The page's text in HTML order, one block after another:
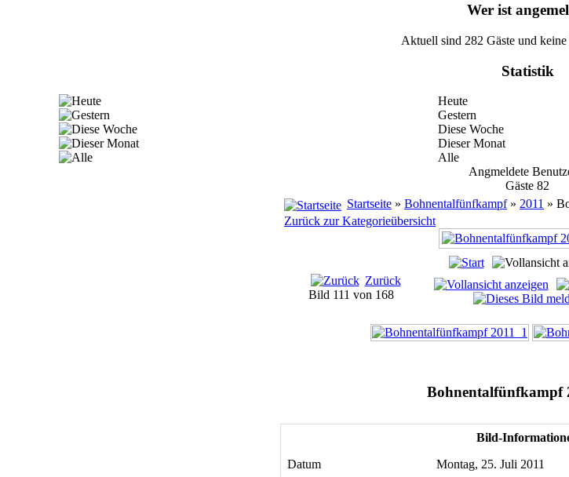
Wer ist
Aktuell sind 282 Gäste und
Statistik
Heute
Gestern
Diese Woche
Dieser Monat
Alle
Angmeldete
Gäste 82
Startseite » Bohnentalfünfkampf» 2011 »
Zurück zur Kategorieübersicht
Zurück
Bild 111 von 168
Bohnentalfünfkampf
Bild-
Datum Montag, 25. Juli 2011